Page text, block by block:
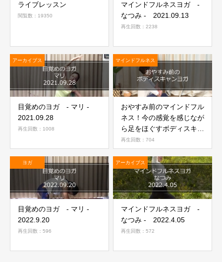
ライブレッスン
閲覧数：19350
マインドフルネスヨガ -
なつみ - 2021.09.13
再生回数：2238
アーカイブス
目覚めのヨガ - マリ -
2021.09.28
再生回数：1008
マインドフルネス
おやすみ前のマインドフル
ネス！今の感覚を感じなが
ら足をほぐすボディスキャ
ンヨガでリラックス
再生回数：704
ヨガ
目覚めのヨガ - マリ -
2022.9.20
再生回数：596
アーカイブス
マインドフルネスヨガ -
なつみ - 2022.4.05
再生回数：572